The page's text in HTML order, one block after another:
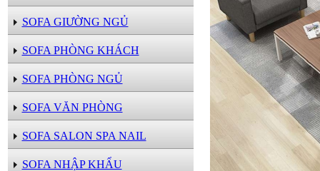
SOFA GIƯỜNG NGỦ
SOFA PHÒNG KHÁCH
SOFA PHÒNG NGỦ
SOFA VĂN PHÒNG
SOFA SALON SPA NAIL
SOFA NHẬP KHẨU